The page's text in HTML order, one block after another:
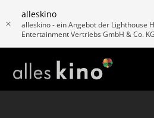
alleskino
alleskino - ein Angebot der Lighthouse
Entertainment Vertriebs GmbH & Co. KG